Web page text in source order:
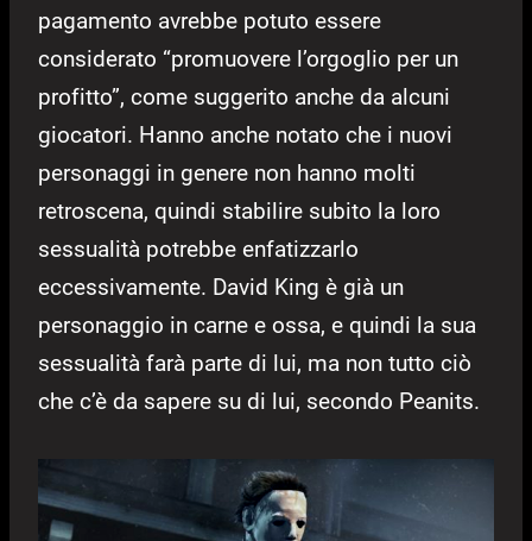
pagamento avrebbe potuto essere
considerato “promuovere l’orgoglio per un
profitto”, come suggerito anche da alcuni
giocatori. Hanno anche notato che i nuovi
personaggi in genere non hanno molti
retroscena, quindi stabilire subito la loro
sessualità potrebbe enfatizzarlo
eccessivamente. David King è già un
personaggio in carne e ossa, e quindi la sua
sessualità farà parte di lui, ma non tutto ciò
che c’è da sapere su di lui, secondo Peanits.